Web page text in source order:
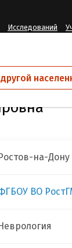
Исследований
на-Дону
ВО